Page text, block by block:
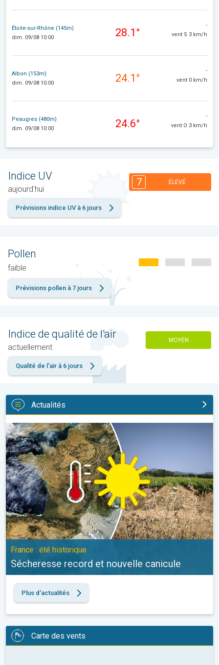
Étoile-sur-Rhône (145m)
dim. 09/08 10:00
28.1°
-
vent S 3 km/h
Albon (153m)
dim. 09/08 10:00
24.1°
-
vent 0 km/h
Peaugres (480m)
dim. 09/08 10:00
24.6°
-
vent O 3 km/h
Indice UV
aujourd'hui
7 ÉLEVÉ
Prévisions indice UV à 6 jours
Pollen
faible
Prévisions pollen à 7 jours
Indice de qualité de l'air
actuellement
MOYEN
Qualité de l'air à 6 jours
Actualités
Sécheresse record et nouvelle canicule. France : été
France : été historique
Sécheresse record et nouvelle canicule
Plus d'actualités
Carte des vents